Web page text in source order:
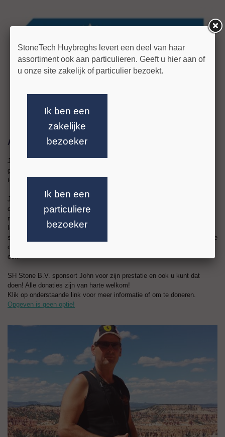
Alpe d'Huzes
John Pennings van Natuursteenbedrijf Pennings
gaat op 2 juni 2016 de uitdaging aan om 4 keer de Alpe d'Huzes te voet
te bedwingen. Het motto is "Opgeven is geen optie".
John gaat deze sportieve uitdaging aan om een steentje (steen) bij te
dragen aan het zoveel mogelijk geld bij elkaar te verzamelen en zo
meer kankeronderzoek te kunnen ondersteunen en mogelijk maken.
Iedereen kent helaas wel iemand in zijn of haar omgeving die deze
slopende ziekte heeft of heeft gehad. Een motto van de organisatie Alpe
d'Huzes is dan ook "Niemand meer dood aan kanker. Dat wil jij toch
ook!"
SH Stone B.V. sponsort John voor zijn prestatie en ook u kunt dat
doen! Alle donaties zijn van harte welkom!
Klik op onderstaande link voor meer informatie of om te doneren.
Opgeven is geen optie!
StoneTech Huybreghs levert een deel van haar
assortiment ook aan particulieren. Geeft u hier aan of
u onze site zakelijk of particulier bezoekt.
Ik ben een
zakelijke
bezoeker
Ik ben een
particuliere
bezoeker